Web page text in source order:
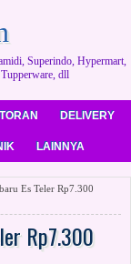
Superindo, Hypermart,
dll
DELIVERY
LAINNYA
Es Teler Rp7.300
Rp7.300